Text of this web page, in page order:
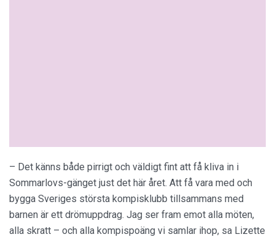
– Det känns både pirrigt och väldigt fint att få kliva in i
Sommarlovs-gänget just det här året. Att få vara med och
bygga Sveriges största kompisklubb tillsammans med
barnen är ett drömuppdrag. Jag ser fram emot alla möten,
alla skratt – och alla kompispoäng vi samlar ihop, sa Lizette